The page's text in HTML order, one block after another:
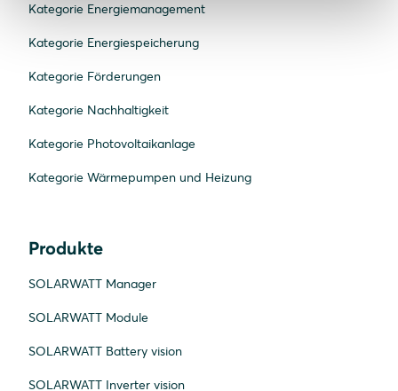
Kategorie Energiemanagement
Kategorie Energiespeicherung
Kategorie Förderungen
Kategorie Nachhaltigkeit
Kategorie Photovoltaikanlage
Kategorie Wärmepumpen und Heizung
Produkte
SOLARWATT Manager
SOLARWATT Module
SOLARWATT Battery vision
SOLARWATT Inverter vision